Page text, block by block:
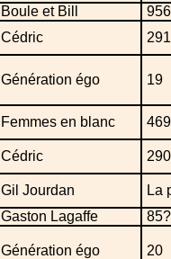
Boule et Bill
956
Cédric 291
Génération égo 19
Femmes en blanc 469
Cédric 290
Gil Jourdan
La
Gaston Lagaffe 85?
Génération égo 20